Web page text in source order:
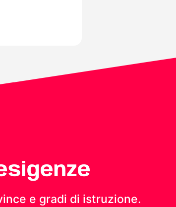
e gradi di istruzione.